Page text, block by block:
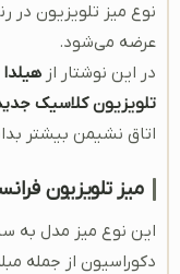
نوع میز تلویزیون در
عرضه می‌شود.
در این نوشتار از
تلویزیون کلاسیک
اتاق نشیمن بیشتر
میز تلویزیون
این نوع میز مدل به
دکوراسیون از جمله